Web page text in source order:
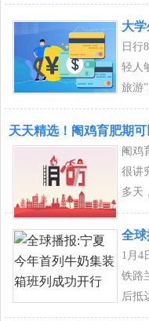
大
日行
轻人
旅游
天天精选！阉鸡育肥期
阉鸡
很讲
多天
全
1月4
铁路
后抵